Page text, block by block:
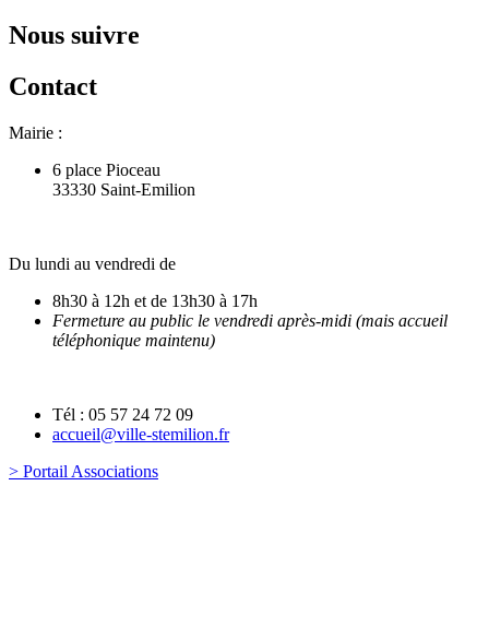
Nous suivre
Contact
Mairie :
6 place Pioceau
33330 Saint-Emilion
Du lundi au vendredi de
8h30 à 12h et de 13h30 à 17h
Fermeture au public le vendredi après-midi (mais accueil
téléphonique maintenu)
Tél : 05 57 24 72 09
accueil@ville-stemilion.fr
> Portail Associations